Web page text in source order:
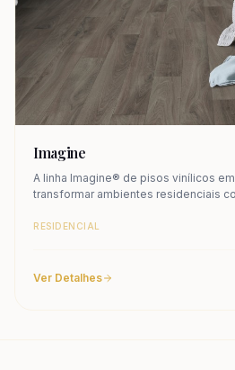
Imagine
A linha Imagine® de pisos vinílicos
transformar ambientes residenciais
e pedra a opções coloridas e
RESIDENCIAL
Ver Detalhes